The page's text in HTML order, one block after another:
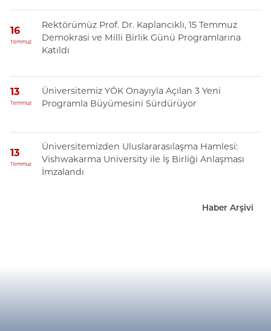
16
Temmuz
Rektörümüz Prof. Dr. Kaplancıklı, 15 Temmuz
Demokrasi ve Milli Birlik Günü Programlarına
Katıldı
13
Temmuz
Üniversitemiz YÖK Onayıyla Açılan 3 Yeni
Programla Büyümesini Sürdürüyor
13
Temmuz
Üniversitemizden Uluslararasılaşma Hamlesi:
Vishwakarma University ile İş Birliği Anlaşması
İmzalandı
Haber Arşivi